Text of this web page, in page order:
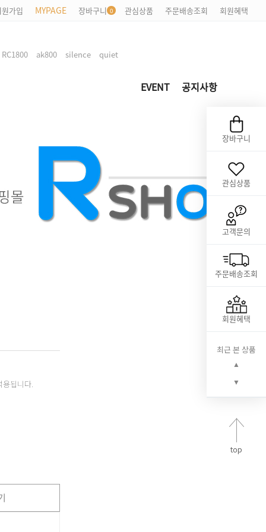
가입 MYPAGE 장바구니 관심상품 주문배송조회 회원혜택
RC1800 ak800 silence quiet
EVENT 공지사항
됩니다.
장바구니
관심상품
고객문의
주문배송조회
회원혜택
최근 본 상품
▲
▼